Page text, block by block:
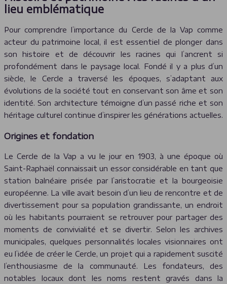
lieu emblématique
Pour comprendre l’importance du Cercle de la Vap comme
acteur du patrimoine local, il est essentiel de plonger dans
son histoire et de découvrir les racines qui l’ancrent si
profondément dans le paysage local. Fondé il y a plus d’un
siècle, le Cercle a traversé les époques, s’adaptant aux
évolutions de la société tout en conservant son âme et son
identité. Son architecture témoigne d’un passé riche et son
héritage culturel continue d’inspirer les générations actuelles.
Origines et fondation
Le Cercle de la Vap a vu le jour en 1903, à une époque où
Saint-Raphaël connaissait un essor considérable en tant que
station balnéaire prisée par l’aristocratie et la bourgeoisie
européenne. La ville avait besoin d’un lieu de rencontre et de
divertissement pour sa population grandissante, un endroit
où les habitants pourraient se retrouver pour partager des
moments de convivialité et se divertir. Selon les archives
municipales, quelques personnalités locales visionnaires ont
eu l’idée de créer le Cercle, un projet qui a rapidement suscité
l’enthousiasme de la communauté. Les fondateurs, des
notables locaux dont les noms restent gravés dans la